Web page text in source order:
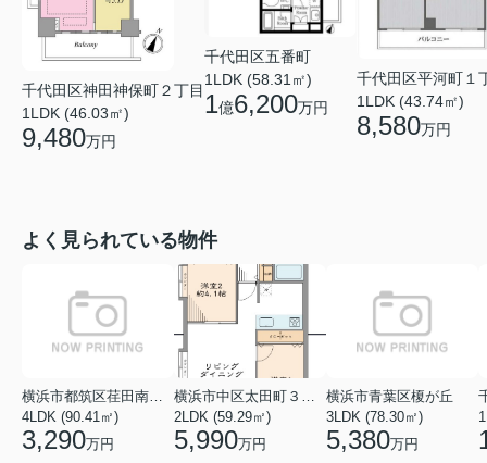
千代田区神田神保町２丁目
1LDK (46.03㎡)
9,480万円
千代田区五番町
1LDK (58.31㎡)
1億6,200万円
千代田区平河町１
1LDK (43.74㎡)
8,580万円
よく見られている物件
4LDK (90.41㎡)
3,290万円
2LDK (59.29㎡)
5,990万円
横浜市青葉区榎が丘
3LDK (78.30㎡)
5,380万円